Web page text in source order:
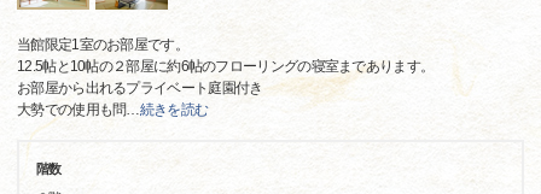
当館限定1室のお部屋です。
12.5帖と10帖の２部屋に約6帖のフローリングの寝室まであります。
お部屋から出れるプライベート庭園付き
大勢での使用も問…続きを読む
階数